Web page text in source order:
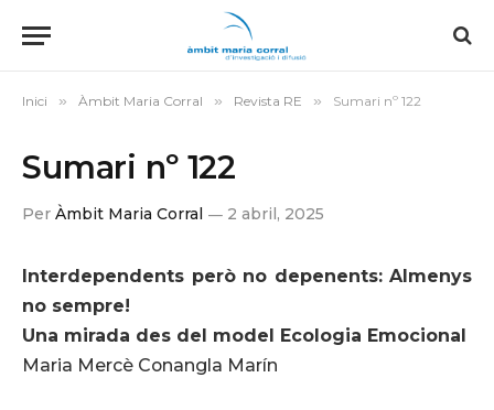
Inici » Àmbit Maria Corral » Revista RE » Sumari nº 122
Sumari nº 122
Per Àmbit Maria Corral 2 abril, 2025
Interdependents però no depenents: Almenys
no sempre!
Una mirada des del model Ecologia Emocional
Maria Mercè Conangla Marín